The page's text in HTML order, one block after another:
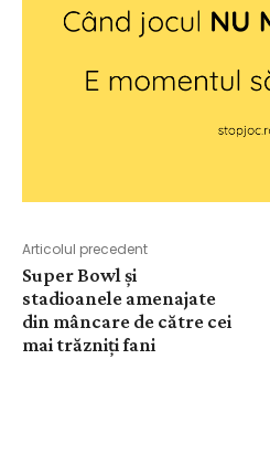
Articolul precedent
Super Bowl și
stadioanele amenajate
din mâncare de către cei
mai trăzniți fani